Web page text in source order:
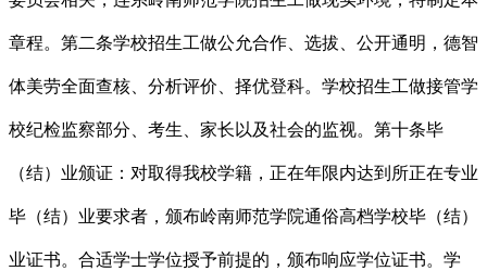
章程。第二条学校招生工做公允合作、选拔、公开通明，德智
体美劳全面查核、分析评价、择优登科。学校招生工做接管学
校纪检监察部分、考生、家长以及社会的监视。第十条毕
（结）业颁证：对取得我校学籍，正在年限内达到所正在专业
毕（结）业要求者，颁布岭南师范学院通俗高档学校毕（结）
业证书。合适学士学位授予前提的，颁布响应学位证书。学